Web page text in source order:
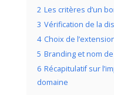
2 Les critères d’un
3 Vérification de la
4 Choix de
5 Branding et nom
6 Récapitulatif sur
domaine